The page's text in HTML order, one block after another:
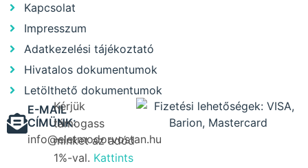
Kapcsolat
Impresszum
Adatkezelési tájékoztató
Hivatalos dokumentumok
Letölthető dokumentumok
E-MAIL
CÍMÜNK:
info@eletmodorvostan.hu
Kérjük
támogass
minket az adód
1%-val. Kattints